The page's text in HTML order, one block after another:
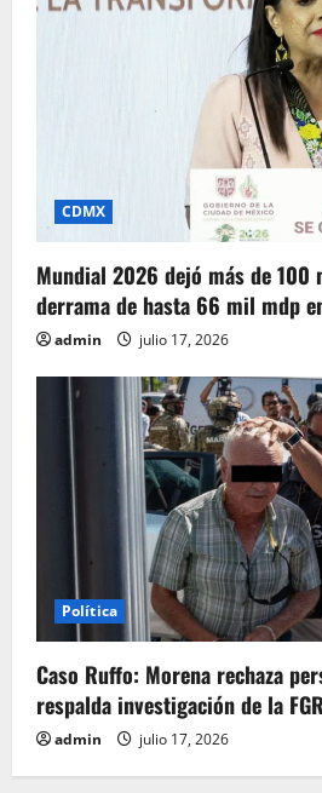
CDMX
Mundial 2026 dejó más de 100
derrama de hasta 66 mil mdp
admin julio 17, 2026
Política
Caso Ruffo: Morena rechaza
respalda investigación de la FGR
admin julio 17, 2026